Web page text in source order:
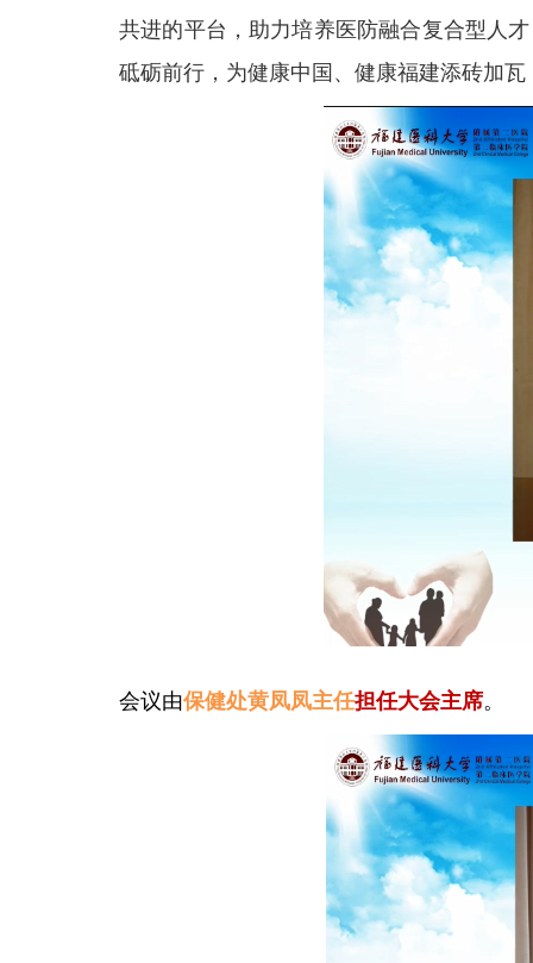
共进的平台，助力培养医防融合复合型人
砥砺前行，为健康中国、健康福建添砖加瓦
会议由保健处黄凤凤主任担任大会主席。